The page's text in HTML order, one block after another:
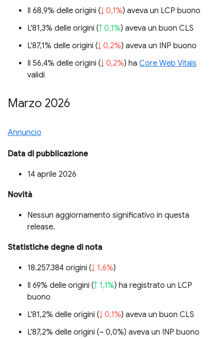
Il 68,9% delle origini (↓ 0,1%) aveva un LCP buono
L'81,3% delle origini (↑ 0,1%) aveva un buon CLS
L'87,1% delle origini (↓ 0,2%) aveva un INP buono
Il 56,4% delle origini (↓ 0,2%) ha Core Web Vitals
validi
Marzo 2026
Annuncio
Data di pubblicazione
14 aprile 2026
Novità
Nessun aggiornamento significativo in questa
release.
Statistiche degne di nota
18.257.384 origini (↓ 1,6%)
Il 69% delle origini (↑ 1,1%) ha registrato un LCP
buono
L'81,2% delle origini (↓ 0,1%) aveva un buon CLS
L'87,2% delle origini (~ 0,0%) aveva un INP buono